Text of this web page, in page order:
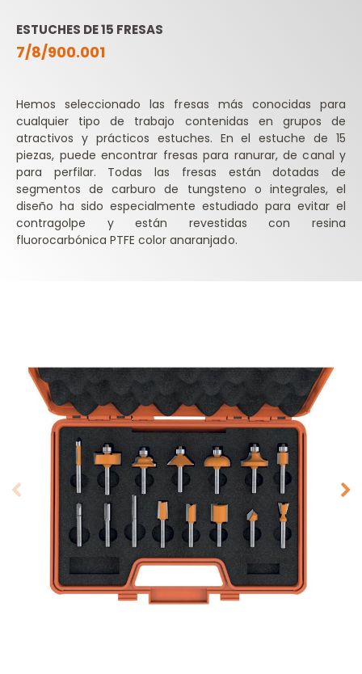
ESTUCHES DE 15 FRESAS
7/8/900.001
Hemos seleccionado las fresas más conocidas para
cualquier tipo de trabajo contenidas en grupos de
atractivos y prácticos estuches. En el estuche de 15
piezas, puede encontrar fresas para ranurar, de canal y
para perfilar. Todas las fresas están dotadas de
segmentos de carburo de tungsteno o integrales, el
diseño ha sido especialmente estudiado para evitar el
contragolpe y están revestidas con resina
fluorocarbónica PTFE color anaranjado.